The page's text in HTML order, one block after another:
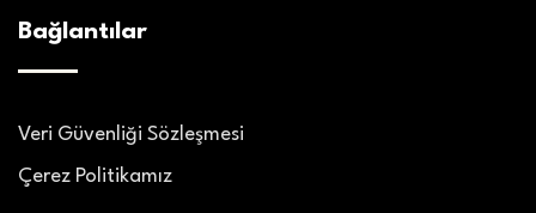
Bağlantılar
Veri Güvenliği Sözleşmesi
Çerez Politikamız